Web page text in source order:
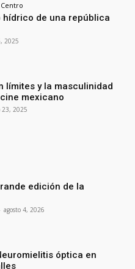
hídrico de una república
2025
límites y la masculinidad
mexicano
23, 2025
edición de la
- agosto 4, 2026
óptica en